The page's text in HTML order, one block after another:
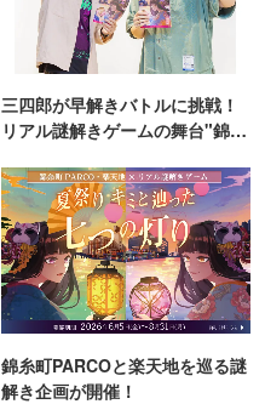
三四郎が早解きバトルに挑戦！
リアル謎解きゲームの舞台"錦糸
錦糸町PARCOと楽天地を巡る謎
解き企画が開催！